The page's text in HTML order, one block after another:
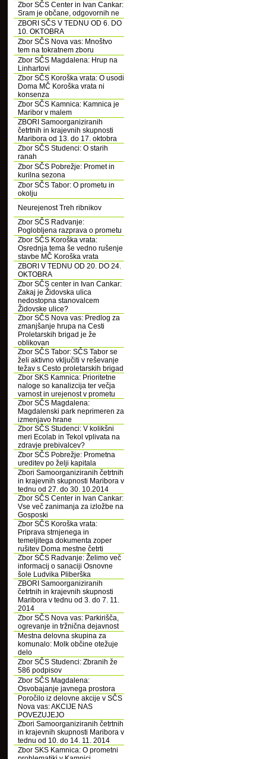
Zbor SČS Center in Ivan Cankar:
Sram je občane, odgovornih ne
ZBORI SČS V TEDNU OD 6. DO
10. OKTOBRA
Zbor SČS Nova vas: Mnoštvo
tem na tokratnem zboru
Zbor SČS Magdalena: Hrup na
Linhartovi
Zbor SČS Koroška vrata: O usodi
Doma MČ Koroška vrata ni
konsenza
Zbor SČS Kamnica: Kamnica je
Maribor v malem
ZBORI Samoorganiziranih
četrtnih in krajevnih skupnosti
Maribora od 13. do 17. oktobra
Zbor SČS Studenci: O starih
ranah
Zbor SČS Pobrežje: Promet in
kurilna sezona
Zbor SČS Tabor: O prometu in
okolju
Neurejenost Treh ribnikov
Zbor SČS Radvanje:
Poglobljena razprava o prometu
Zbor SČS Koroška vrata:
Osrednja tema še vedno rušenje
stavbe MČ Koroška vrata
ZBORI V TEDNU OD 20. DO 24.
OKTOBRA
Zbor SČS center in Ivan Cankar:
Zakaj je Židovska ulica
nedostopna stanovalcem
Židovske ulice?
Zbor SČS Nova vas: Predlog za
zmanjšanje hrupa na Cesti
Proletarskih brigad je že
oblikovan
Zbor SČS Tabor: SČS Tabor se
želi aktivno vključiti v reševanje
težav s Cesto proletarskih brigad
Zbor SKS Kamnica: Prioritetne
naloge so kanalizcija ter večja
varnost in urejenost v prometu
Zbor SČS Magdalena:
Magdalenski park neprimeren za
izmenjavo hrane
Zbor SČS Studenci: V kolikšni
meri Ecolab in Tekol vplivata na
zdravje prebivalcev?
Zbor SČS Pobrežje: Prometna
ureditev po želji kapitala
Zbori Samoorganiziranih četrtnih
in krajevnih skupnosti Maribora v
tednu od 27. do 30. 10.2014
Zbor SČS Center in Ivan Cankar:
Vse več zanimanja za izložbe na
Gosposki
Zbor SČS Koroška vrata:
Priprava strnjenega in
temeljitega dokumenta zoper
rušitev Doma mestne četrti
Zbor SČS Radvanje: Želimo več
informacij o sanaciji Osnovne
šole Ludvika Pliberška
ZBORI Samoorganiziranih
četrtnih in krajevnih skupnosti
Maribora v tednu od 3. do 7. 11.
2014
Zbor SČS Nova vas: Parkirišča,
ogrevanje in tržnična dejavnost
Mestna delovna skupina za
komunalo: Molk občine otežuje
delo
Zbor SČS Studenci: Zbranih že
586 podpisov
Zbor SČS Magdalena:
Osvobajanje javnega prostora
Poročilo iz delovne akcije v SČS
Nova vas: AKCIJE NAS
POVEZUJEJO
Zbori Samoorganiziranih četrtnih
in krajevnih skupnosti Maribora v
tednu od 10. do 14. 11. 2014
Zbor SKS Kamnica: O prometni